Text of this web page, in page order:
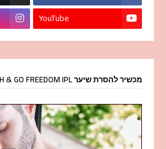
YouTube
מכשיר להסרת שיער SILKN FLASH & GO FREEDOM IPL